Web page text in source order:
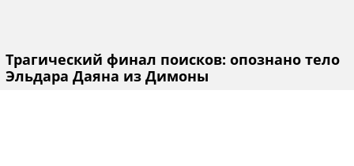
Трагический финал поисков: опознано тело
Эльдара Даяна из Димоны